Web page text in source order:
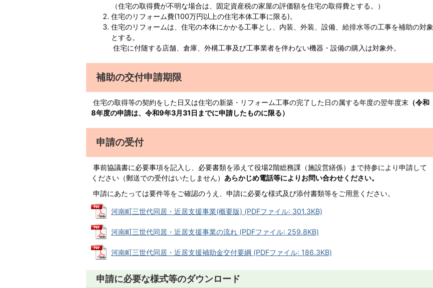
（住宅の取得費が不明な場合は、固定資産税の家屋の評価額を住宅の取得費とする。）
住宅のリフォーム費(100万円以上の住宅本体工事に限る)。
住宅のリフォームは、住宅の本体にかかる工事とし、内装、外装、設備、給排水等の工事を補助の対象
とする。
住宅に付随する店舗、倉庫、外構工事及び工事業者を伴わない機器・設備の購入は対象外。
補助の交付申請期限
住宅の取得等の契約をした日又は住宅の新築・リフォーム工事の完了した日の属する年度の翌年度末 （令和
8年度の申請は、令和9年3月31日までに申請したものに限る）
申請の受付
事前協議書に必要事項を記入し、必要書類を添えて役場2階総務課（施設営繕係）まで持参により申請して
ください（郵送での受付はいたしません） あらかじめ電話等によりお問い合わせください。
申請にあたっては要件等をご確認のうえ、申請に必要な様式及び添付書類等をご用意ください。
河南町三世代同居・近居支援事業(概要版) (PDFファイル: 301.3KB)
河南町三世代同居・近居支援事業の流れ (PDFファイル: 259.8KB)
河南町三世代同居・近居支援補助金交付要綱 (PDFファイル: 186.3KB)
申請に必要な様式等のダウンロード